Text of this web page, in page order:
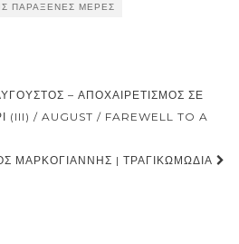
ΠΑΡΆΞΕΝΕΣ ΜΈΡΕΣ
– ΑΠΟΧΑΙΡΕΤΙΣΜΌΣ ΣΕ
/ AUGUST / FAREWELL TO A
ΜΑΡΚΟΓΙΆΝΝΗΣ | ΤΡΑΓΙΚΩΜΩΔΊΑ